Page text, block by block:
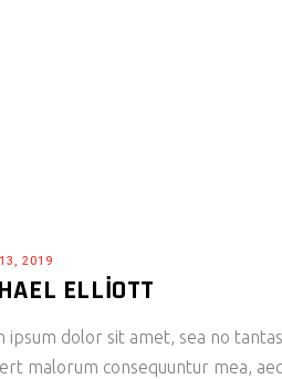
2019
ELLIOTT
ipsum dolor sit amet, sea no
malorum consequuntur mea,